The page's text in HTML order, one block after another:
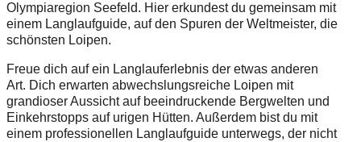
Olympiaregion Seefeld. Hier erkundest du gemeinsam mit
einem Langlaufguide, auf den Spuren der Weltmeister, die
schönsten Loipen.
Freue dich auf ein Langlauferlebnis der etwas anderen
Art. Dich erwarten abwechslungsreiche Loipen mit
grandioser Aussicht auf beeindruckende Bergwelten und
Einkehrstopps auf urigen Hütten. Außerdem bist du mit
einem professionellen Langlaufguide unterwegs, der nicht